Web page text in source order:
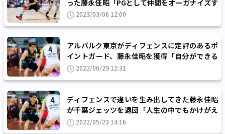
った藤永佳昭「PGとして仲間をオーガナイズす
る力を信頼されている」
2023/03/06 12:00
アルバルク東京がディフェンスに定評のあるポ
イントガード、藤永佳昭を獲得「自分ができる
ことを理解し、日々邁進していきたい」
2022/06/29 12:31
ディフェンスで違いを生み出してきた藤永佳昭
が千葉ジェッツを退団「人生の中でもかけがえ
のない4年間でした」
2022/05/23 14:16